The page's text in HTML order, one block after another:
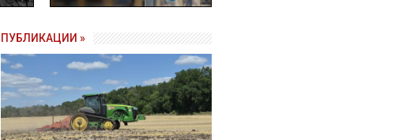
ПУБЛИКАЦИИ »